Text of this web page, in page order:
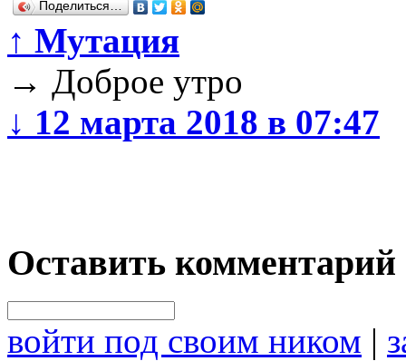
Поделиться…
↑ Мутация
→ Доброе утро
↓ 12 марта 2018 в 07:47
Оставить комментарий
войти под своим ником |